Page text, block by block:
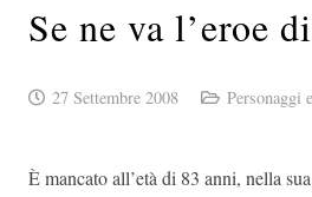
Se ne va l’eroe
27 Settembre 2008 Personaggi
È mancato all’età di 83 anni, nella